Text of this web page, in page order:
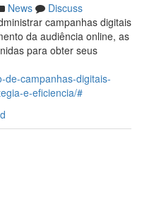
News
Discuss
campanhas digitais
da audiência online, as
para obter seus
de-campanhas-digitais-
e-eficiencia/#